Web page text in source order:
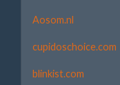
Aosom.nl
cupidoschoice.com
blinkist.com